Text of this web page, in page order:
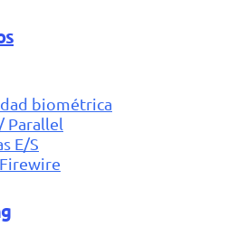
biométrica
Parallel
E/S